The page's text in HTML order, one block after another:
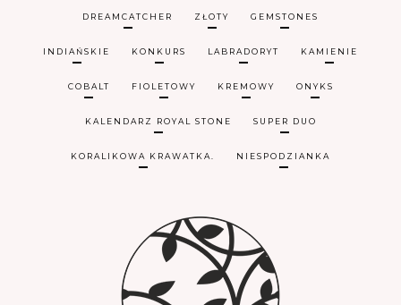
DREAMCATCHER ZŁOTY GEMSTONES
INDIAŃSKIE KONKURS LABRADORYT KAMIENIE
COBALT FIOLETOWY KREMOWY ONYKS
KALENDARZ ROYAL STONE SUPER DUO
KORALIKOWA KRAWATKA. NIESPODZIANKA